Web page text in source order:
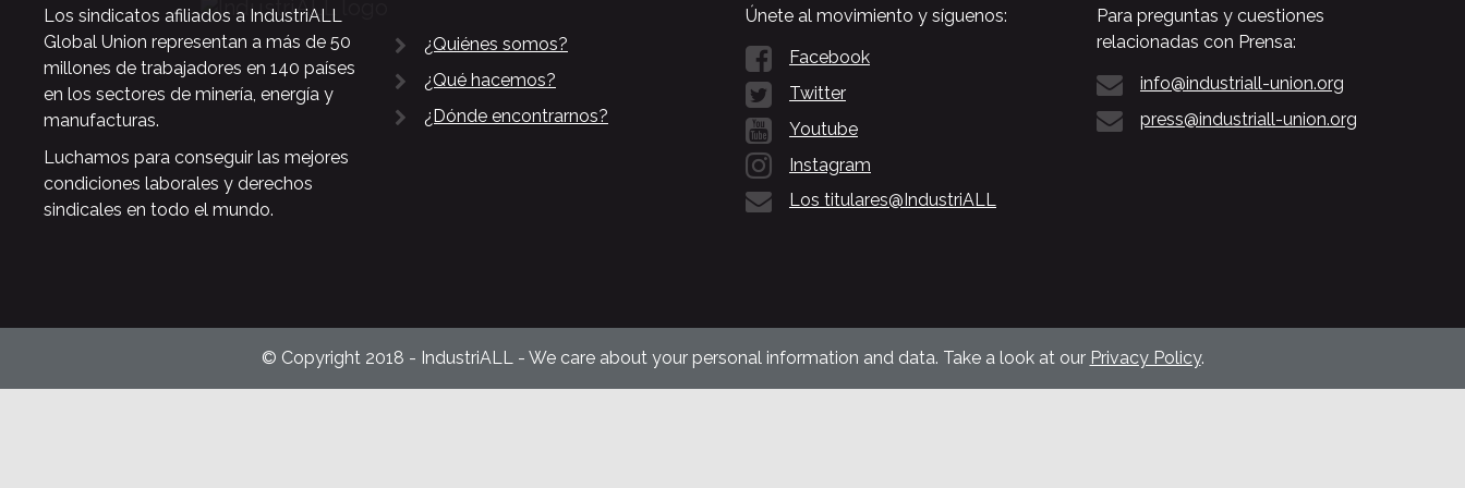
Los sindicatos afiliados a IndustriALL
Global Union representan a más de 50
millones de trabajadores en 140 países
en los sectores de minería, energía y
manufacturas.
Luchamos para conseguir las mejores
condiciones laborales y derechos
sindicales en todo el mundo.
¿Quiénes somos?
¿Qué hacemos?
¿Dónde encontrarnos?
Únete al movimiento y síguenos:
Facebook
Twitter
Youtube
Instagram
Los titulares@IndustriALL
Para preguntas y cuestiones
relacionadas con Prensa:
info@industriall-union.org
press@industriall-union.org
© Copyright 2018 - IndustriALL - We care about your personal information and data. Take a look at our Privacy Policy.